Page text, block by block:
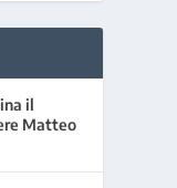
il
Matteo